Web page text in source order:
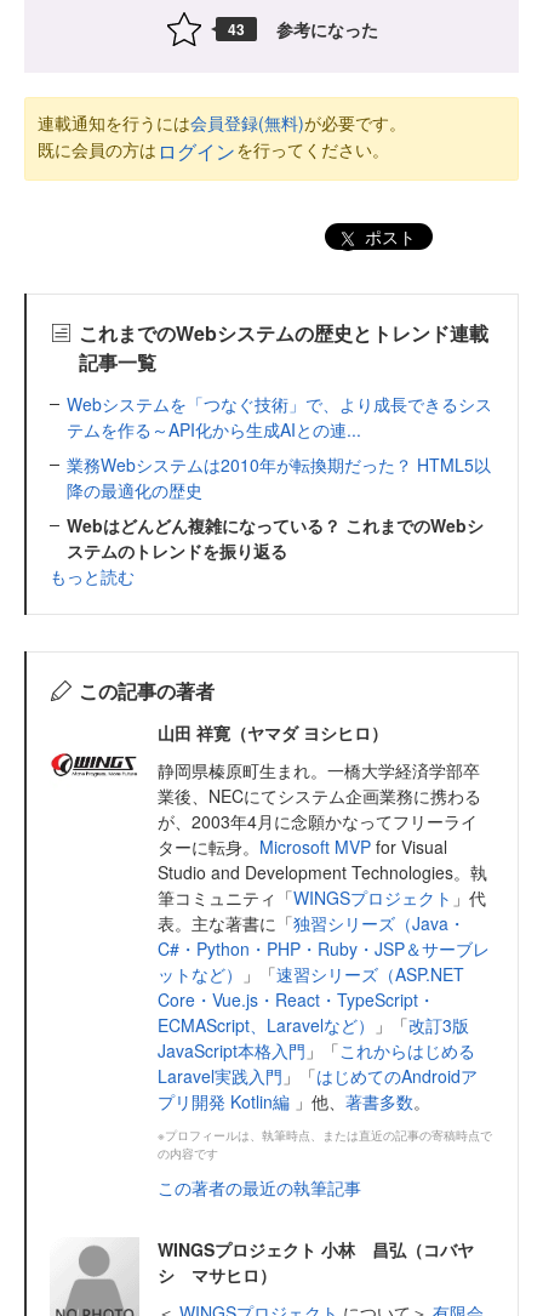
43 参考になった
連載通知を行うには会員登録(無料)が必要です。
既に会員の方は ログインを行ってください。
ポスト
これまでのWebシステムの歴史とトレンド連載
記事一覧
Webシステムを「つなぐ技術」で、より成長できるシス
テムを作る～API化から生成AIとの連...
業務Webシステムは2010年が転換期だった？ HTML5以
降の最適化の歴史
Webはどんどん複雑になっている？ これまでのWebシ
ステムのトレンドを振り返る
もっと読む
この記事の著者
山田 祥寛（ヤマダ ヨシヒロ）
静岡県榛原町生まれ。一橋大学経済学部卒
業後、NECにてシステム企画業務に携わる
が、2003年4月に念願かなってフリーライ
ターに転身。 Microsoft MVP for Visual
Studio and Development Technologies。執
筆コミュニティ「WINGSプロジェクト 」代
表。主な著書に「独習シリーズ（Java・
C#・Python・PHP・Ruby・JSP＆サーブレ
ットなど）
」「速習シリーズ（ASP.NET
Core・Vue.js・React・TypeScript・
ECMAScript、Laravelなど）
」「改訂3版
JavaScript本格入門 」「これからはじめる
Laravel実践入門 」「はじめてのAndroidア
プリ開発 Kotlin編 」他、 著書多数。
※プロフィールは、執筆時点、または直近の記事の寄稿時点で
の内容です
この著者の最近の執筆記事
WINGSプロジェクト 小林 昌弘（コバヤ
シ マサヒロ）